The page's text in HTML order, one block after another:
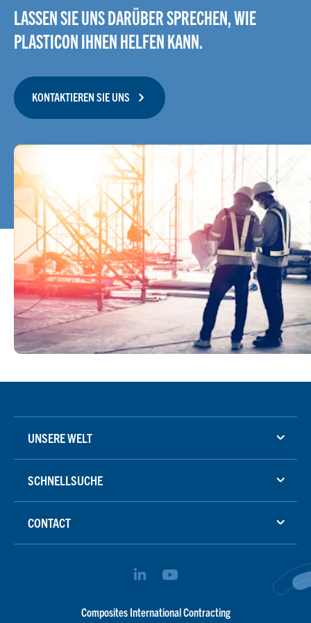
LASSEN SIE UNS DARÜBER SPRECHEN, WIE
PLASTICON IHNEN HELFEN KANN.
KONTAKTIEREN SIE UNS
UNSERE WELT
SCHNELLSUCHE
CONTACT
Composites International Contracting